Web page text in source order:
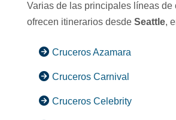
Varias de las principales líneas de
ofrecen itinerarios desde Seattle,
Cruceros Azamara
Cruceros Carnival
Cruceros Celebrity